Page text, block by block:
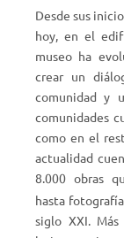
Desde sus
hoy, en el
museo ha
crear un
comunidad y
comunidades
como en el
actualidad
8.000 obras
hasta
siglo XXI.